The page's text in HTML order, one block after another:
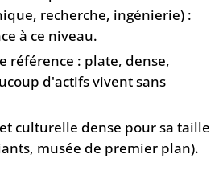
recherche, ingénierie) :
à ce niveau.
référence : plate, dense,
d'actifs vivent sans
culturelle dense pour sa taille
musée de premier plan).